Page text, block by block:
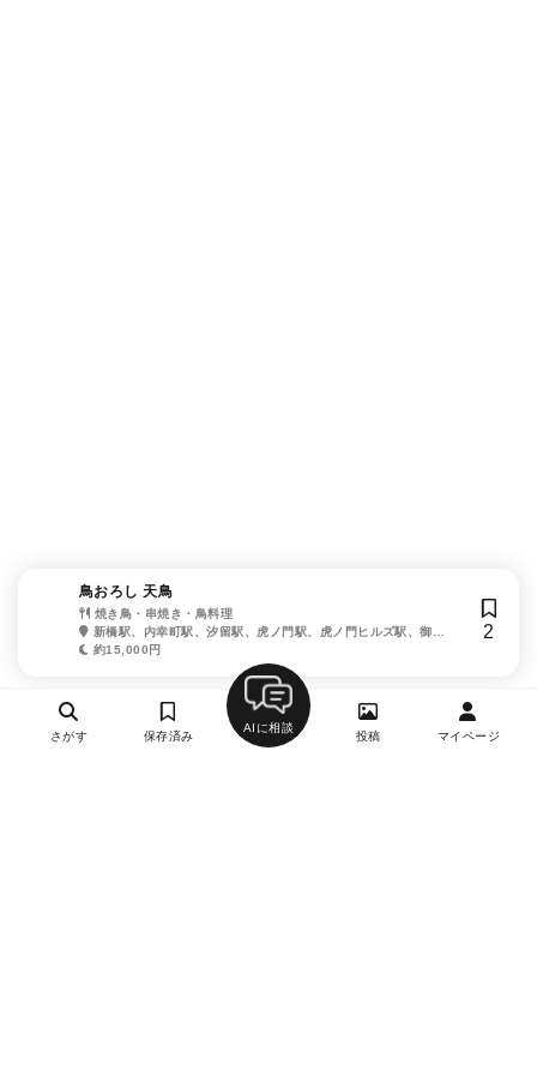
鳥おろし 天鳥
焼き鳥・串焼き・鳥料理
新橋駅、内幸町駅、汐留駅、虎ノ門駅、虎ノ門ヒルズ駅、御成
門駅約15,000円
2
さがす 保存済み
AIに相談
投稿 マイページ